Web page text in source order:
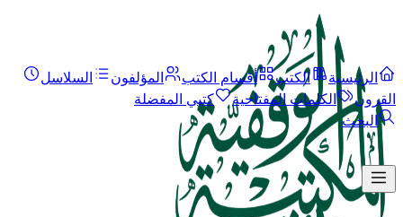
الرئيسية الكتب أقسام الكتب المؤلفون
السلاسل
القرون
الكلمات المفتاحية
كتبي المفضلة
البحث